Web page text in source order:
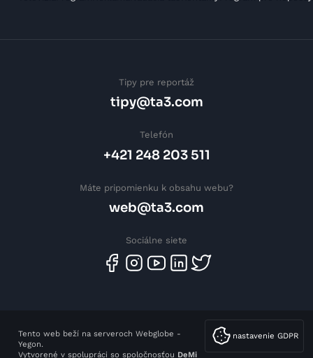
Tipy pre reportáž
tipy@ta3.com
Telefón
+421 248 203 511
Máte pripomienku k obsahu webu?
web@ta3.com
Sociálne siete
nastavenie GDPR
Tento web beží na serveroch Webglobe -
Yegon.
Vytvorené v spolupráci so spoločnosťou DeMi